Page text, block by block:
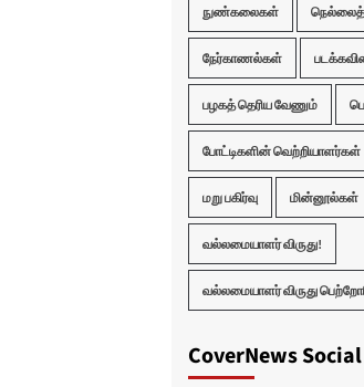
நுண்கலைகள் நெல்லைத்
நேர்காணல்கள்
பழகத் தெரிய வேணும்
போட்டிகளின் வெற்றியாளர்கள்
மறு பகிர்வு மின்னூல்கள்
வல்லமையாளர் விருது!
வல்லமையாளர் விருது
CoverNews Social